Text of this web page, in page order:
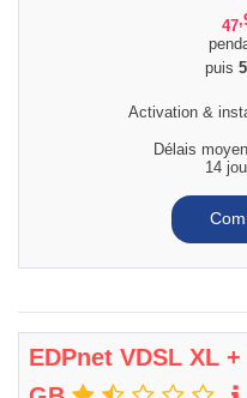
47
puis
Activation &
Délais
14
EDPnet VDSL XL